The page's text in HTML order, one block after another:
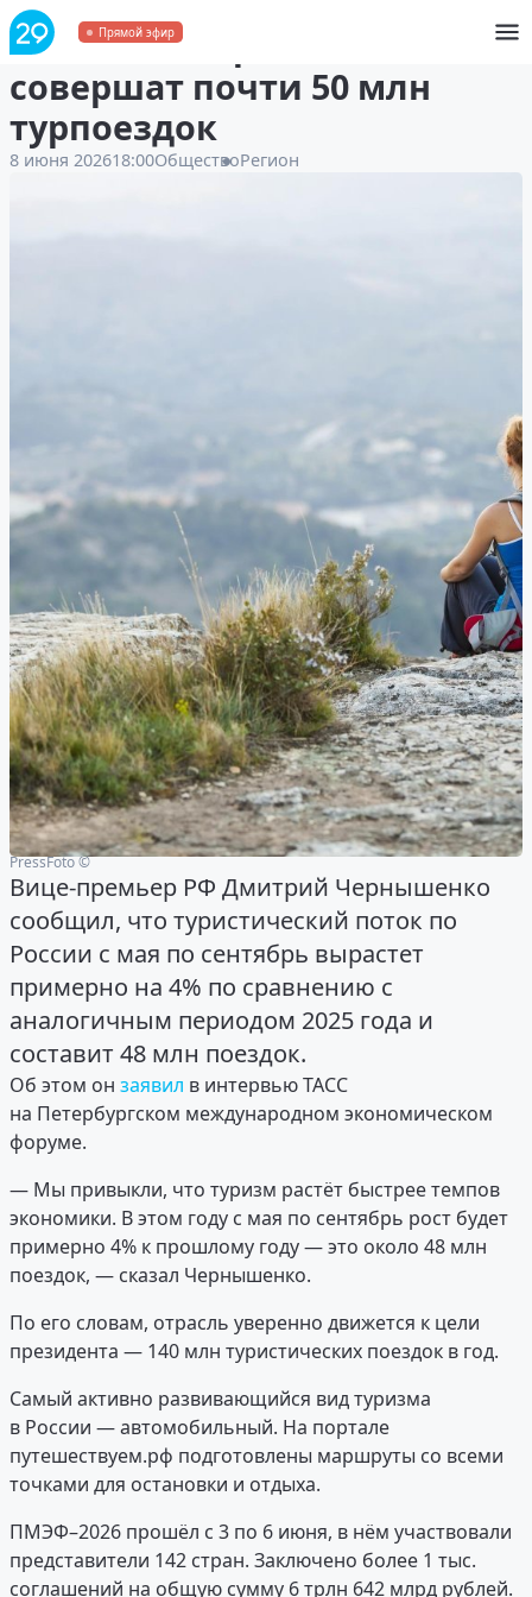
Прямой эфир
Этим летом россияне
совершат почти 50 млн
турпоездок
8 июня 202618:00ОбществоРегион
PressFoto ©
Вице-премьер РФ Дмитрий Чернышенко
сообщил, что туристический поток по
России с мая по сентябрь вырастет
примерно на 4% по сравнению с
аналогичным периодом 2025 года и
составит 48 млн поездок.
Об этом он заявил в интервью ТАСС
на Петербургском международном экономическом
форуме.
— Мы привыкли, что туризм растёт быстрее темпов
экономики. В этом году с мая по сентябрь рост будет
примерно 4% к прошлому году — это около 48 млн
поездок, — сказал Чернышенко.
По его словам, отрасль уверенно движется к цели
президента — 140 млн туристических поездок в год.
Самый активно развивающийся вид туризма
в России — автомобильный. На портале
путешествуем.рф подготовлены маршруты со всеми
точками для остановки и отдыха.
ПМЭФ–2026 прошёл с 3 по 6 июня, в нём участвовали
представители 142 стран. Заключено более 1 тыс.
соглашений на общую сумму 6 трлн 642 млрд рублей.